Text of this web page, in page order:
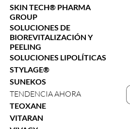
SKIN TECH® PHARMA
GROUP
SOLUCIONES DE
BIOREVITALIZACIÓN Y
PEELING
SOLUCIONES LIPOLÍTICAS
STYLAGE®
SUNEKOS
TENDENCIA AHORA
TEOXANE
VITARAN